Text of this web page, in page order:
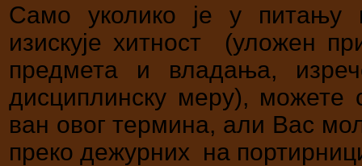
Само уколико је у питању
изискује хитност (уложен
предмета и владања,
дисциплинску меру), можете
ван овог термина, али Вас
преко дежурних на